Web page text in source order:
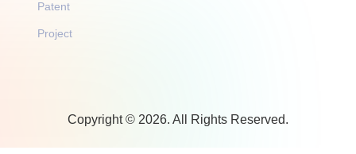
Patent
Project
Copyright © 2026. All Rights Reserved.